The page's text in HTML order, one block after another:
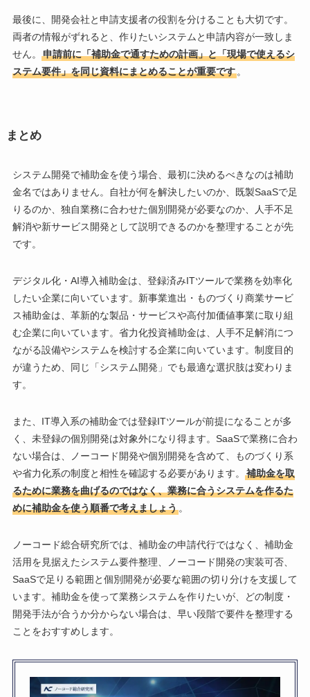
最後に、開発会社と申請支援者の役割を分けることも大切です。
両者の情報がずれると、作りたいシステムと申請内容が一致しま
せん。
申請前に「補助金で通すための計画」と「現場で使えるシ
ステム要件」を同じ資料にまとめることが重要です。
まとめ
システム開発で補助金を使う場合、最初に決めるべきなのは補助
金名ではありません。自社が何を解決したいのか、既製SaaSで足
りるのか、独自業務に合わせた個別開発が必要なのか、人手不足
解消や新サービス開発として説明できるのかを整理することが先
です。
デジタル化・AI導入補助金は、登録済みITツールで業務を効率化
したい企業に向いています。新事業進出・ものづくり商業サービ
ス補助金は、革新的な製品・サービスや高付加価値事業に取り組
む企業に向いています。省力化投資補助金は、人手不足解消につ
ながる設備やシステムを検討する企業に向いています。制度目的
が違うため、同じ「システム開発」でも最適な選択肢は変わりま
す。
また、IT導入系の補助金では登録ITツールが前提になることが多
く、未登録の個別開発は対象外になり得ます。SaaSで業務に合わ
ない場合は、ノーコード開発や個別開発を含めて、ものづくり系
や省力化系の制度と相性を確認する必要があります。
補助金を取
るために業務を曲げるのではなく、業務に合うシステムを作るた
めに補助金を使う順番で考えましょう。
ノーコード総合研究所では、補助金の申請代行ではなく、補助金
活用を見据えたシステム要件整理、ノーコード開発の実装可否、
SaaSで足りる範囲と個別開発が必要な範囲の切り分けを支援して
います。補助金を使って業務システムを作りたいが、どの制度・
開発手法が合うか分からない場合は、早い段階で要件を整理する
ことをおすすめします。